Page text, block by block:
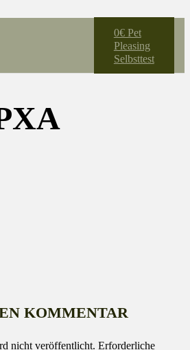
0€ Pet
Pleasing
Selbsttest
KOMMENTAR
nicht veröffentlicht. Erforderliche